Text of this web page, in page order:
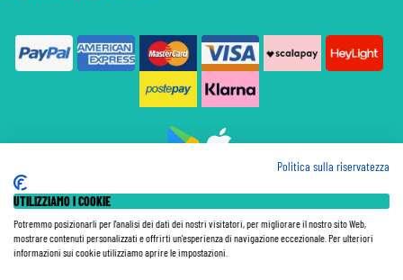
Assicurazione
Le Tariffe pubblicate si intendono per persona (p.p.) con Tasse e Diritti Portuali inclusi. Le quote di
Politica sulla riservatezza
UTILIZZIAMO I COOKIE
Potremmo posizionarli per l'analisi dei dati dei nostri visitatori, per migliorare il nostro sito Web,
mostrare contenuti personalizzati e offrirti un'esperienza di navigazione eccezionale. Per ulteriori
informazioni sui cookie utilizziamo aprire le impostazioni.